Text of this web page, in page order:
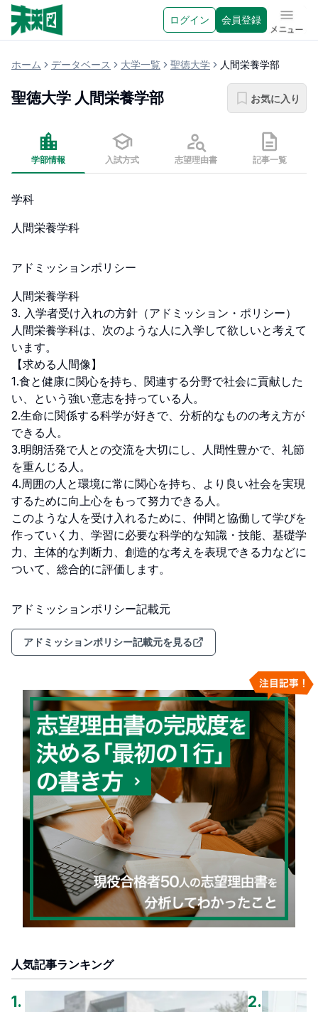
ログイン 会員登録 メニュ
ホーム データベース 大学一覧 聖徳大学 人間栄養学部
聖徳大学 人間栄養学部 お気に入り
学部情報 入試方式 志望理由書 記事一覧
学科
人間栄養学科
アドミッションポリシー
人間栄養学科
3. 入学者受け入れの方針（アドミッション・ポリシー）
人間栄養学科は、次のような人に入学して欲しいと考えて
います。
【求める人間像】
1.食と健康に関心を持ち、関連する分野で社会に貢献した
い、という強い意志を持っている人。
2.生命に関係する科学が好きで、分析的なものの考え方が
できる人。
3.明朗活発で人との交流を大切にし、人間性豊かで、礼節
を重んじる人。
4.周囲の人と環境に常に関心を持ち、より良い社会を実現
するために向上心をもって努力できる人。
このような人を受け入れるために、仲間と協働して学びを
作っていく力、学習に必要な科学的な知識・技能、基礎学
力、主体的な判断力、創造的な考えを表現できる力などに
ついて、総合的に評価します。
アドミッションポリシー記載元
アドミッションポリシー記載元を見る
人気記事ランキング
1 . 2.